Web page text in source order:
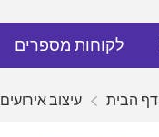
לקוחות מספרים
דף הבית עיצוב אירועים